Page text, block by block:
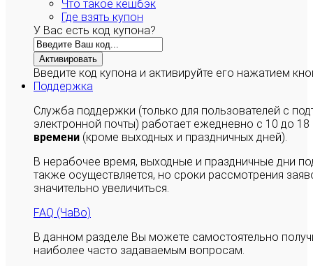
Что такое кешбэк
Где взять купон
У Вас есть код купона?
Активировать
Введите код купона и активируйте его нажатием
Поддержка
Служба поддержки (только для пользователей с
электронной почты) работает ежедневно с 10 до
времени (кроме выходных и праздничных дней).
В нерабочее время, выходные и праздничные дни
также осуществляется, но сроки рассмотрения
значительно увеличиться.
FAQ (ЧаВо)
В данном разделе Вы можете самостоятельно
наиболее часто задаваемым вопросам.